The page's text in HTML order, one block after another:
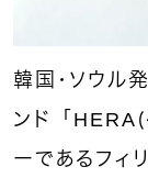
韓国・ソウル
ンド「HERA
ーであるフィ